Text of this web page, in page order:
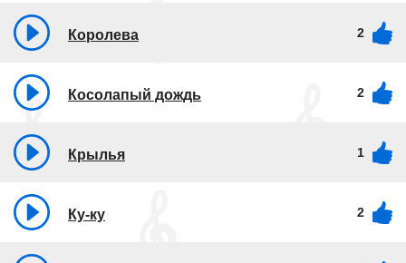
Королева 2
Косолапый дождь 2
Крылья 1
Ку-ку 2